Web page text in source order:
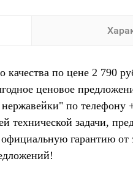
по цене 2 790
ценовое
по
технической задачи,
гарантию от